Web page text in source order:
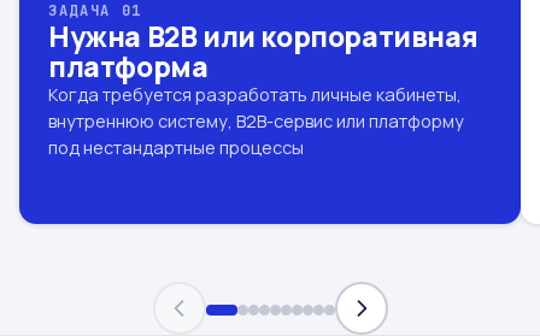
ЗАДАЧА 01
Нужна B2B или корпоративная
платформа
Когда требуется разработать личные кабинеты,
внутреннюю систему, B2B-сервис или платформу
под нестандартные процессы